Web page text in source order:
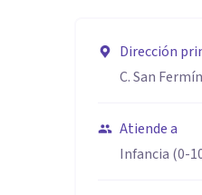
expresión
la autonomía, con
Dirección
C. San
Atiende a
Infancia (0-